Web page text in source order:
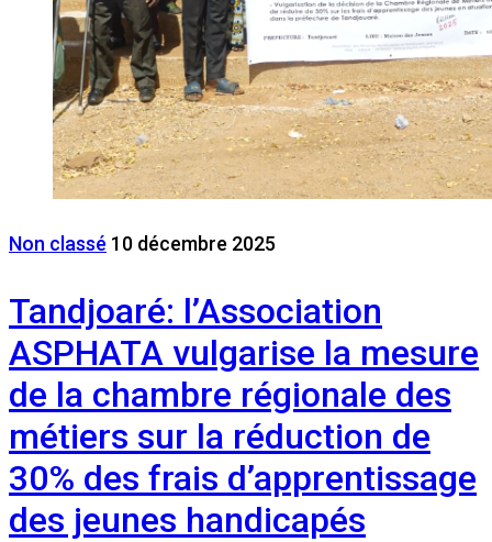
Non classé 10 décembre 2025
Tandjoaré: l’Association
ASPHATA vulgarise la mesure
de la chambre régionale des
métiers sur la réduction de
30% des frais d’apprentissage
des jeunes handicapés